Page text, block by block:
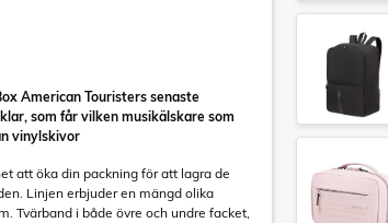
American Touristers senaste
som får vilken musikälskare som
vinylskivor
att öka din packning för att lagra de
Linjen erbjuder en mängd olika
Tvärband i både övre och undre facket,